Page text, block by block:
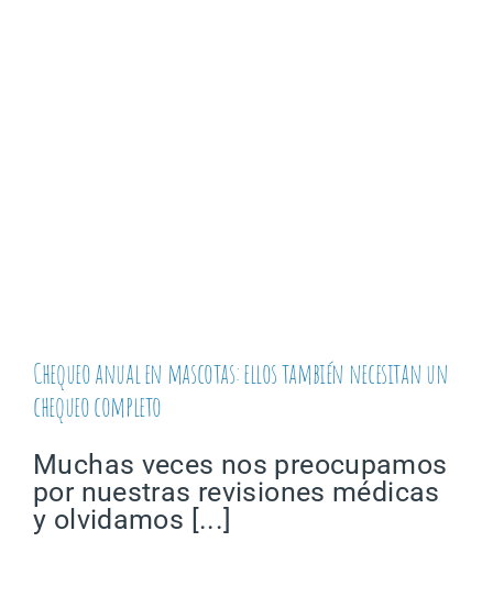
Chequeo anual en mascotas: ellos también necesitan un
chequeo completo
Muchas veces nos preocupamos
por nuestras revisiones médicas
y olvidamos [...]